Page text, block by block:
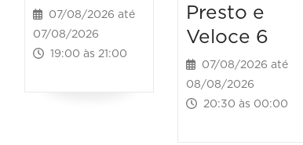
07/08/2026 até
07/08/2026
19:00 às 21:00
Presto e
Veloce 6
07/08/2026 até
08/08/2026
20:30 às 00:00